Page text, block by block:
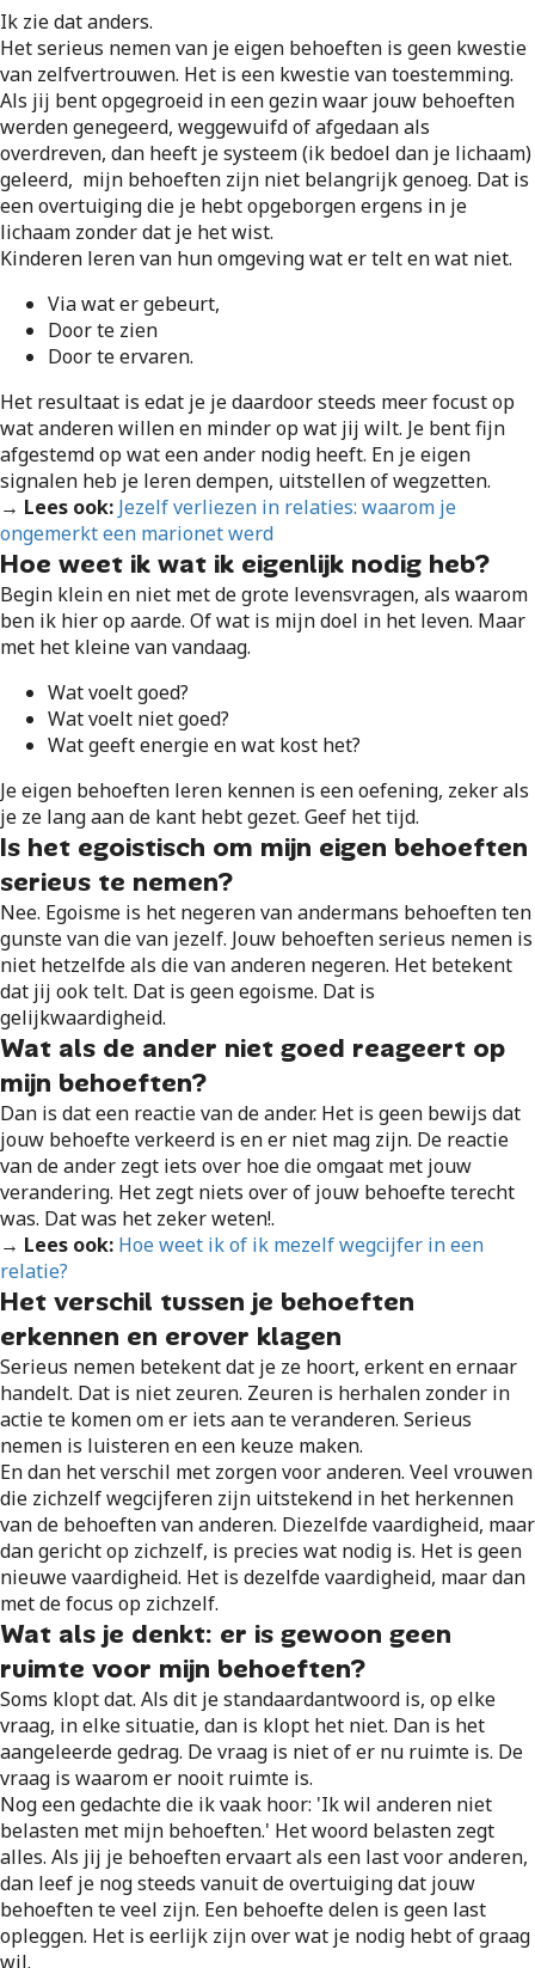
Ik zie dat anders.
Het serieus nemen van je eigen behoeften is geen kwestie
van zelfvertrouwen. Het is een kwestie van toestemming.
Als jij bent opgegroeid in een gezin waar jouw behoeften
werden genegeerd, weggewuifd of afgedaan als
overdreven, dan heeft je systeem (ik bedoel dan je lichaam)
geleerd, mijn behoeften zijn niet belangrijk genoeg. Dat is
een overtuiging die je hebt opgeborgen ergens in je
lichaam zonder dat je het wist.
Kinderen leren van hun omgeving wat er telt en wat niet.
Via wat er gebeurt,
Door te zien
Door te ervaren.
Het resultaat is edat je je daardoor steeds meer focust op
wat anderen willen en minder op wat jij wilt. Je bent fijn
afgestemd op wat een ander nodig heeft. En je eigen
signalen heb je leren dempen, uitstellen of wegzetten.
→ Lees ook: Jezelf verliezen in relaties: waarom je
ongemerkt een marionet werd
Hoe weet ik wat ik eigenlijk nodig heb?
Begin klein en niet met de grote levensvragen, als waarom
ben ik hier op aarde. Of wat is mijn doel in het leven. Maar
met het kleine van vandaag.
Wat voelt goed?
Wat voelt niet goed?
Wat geeft energie en wat kost het?
Je eigen behoeften leren kennen is een oefening, zeker als
je ze lang aan de kant hebt gezet. Geef het tijd.
Is het egoistisch om mijn eigen behoeften
serieus te nemen?
Nee. Egoisme is het negeren van andermans behoeften ten
gunste van die van jezelf. Jouw behoeften serieus nemen is
niet hetzelfde als die van anderen negeren. Het betekent
dat jij ook telt. Dat is geen egoisme. Dat is
gelijkwaardigheid.
Wat als de ander niet goed reageert op
mijn behoeften?
Dan is dat een reactie van de ander. Het is geen bewijs dat
jouw behoefte verkeerd is en er niet mag zijn. De reactie
van de ander zegt iets over hoe die omgaat met jouw
verandering. Het zegt niets over of jouw behoefte terecht
was. Dat was het zeker weten!.
→ Lees ook: Hoe weet ik of ik mezelf wegcijfer in een
relatie?
Het verschil tussen je behoeften
erkennen en erover klagen
Serieus nemen betekent dat je ze hoort, erkent en ernaar
handelt. Dat is niet zeuren. Zeuren is herhalen zonder in
actie te komen om er iets aan te veranderen. Serieus
nemen is luisteren en een keuze maken.
En dan het verschil met zorgen voor anderen. Veel vrouwen
die zichzelf wegcijferen zijn uitstekend in het herkennen
van de behoeften van anderen. Diezelfde vaardigheid, maar
dan gericht op zichzelf, is precies wat nodig is. Het is geen
nieuwe vaardigheid. Het is dezelfde vaardigheid, maar dan
met de focus op zichzelf.
Wat als je denkt: er is gewoon geen
ruimte voor mijn behoeften?
Soms klopt dat. Als dit je standaardantwoord is, op elke
vraag, in elke situatie, dan is klopt het niet. Dan is het
aangeleerde gedrag. De vraag is niet of er nu ruimte is. De
vraag is waarom er nooit ruimte is.
Nog een gedachte die ik vaak hoor: 'Ik wil anderen niet
belasten met mijn behoeften.' Het woord belasten zegt
alles. Als jij je behoeften ervaart als een last voor anderen,
dan leef je nog steeds vanuit de overtuiging dat jouw
behoeften te veel zijn. Een behoefte delen is geen last
opleggen. Het is eerlijk zijn over wat je nodig hebt of graag
wil.